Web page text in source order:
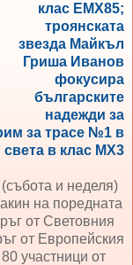
клас ЕМХ85;
троянската
звезда Майкъл
Гриша Иванов
фокусира
българските
надежди за
за трасе №1 в
света в клас МХ3
и неделя)
на поредната
от Световния
от Европейския
участници от